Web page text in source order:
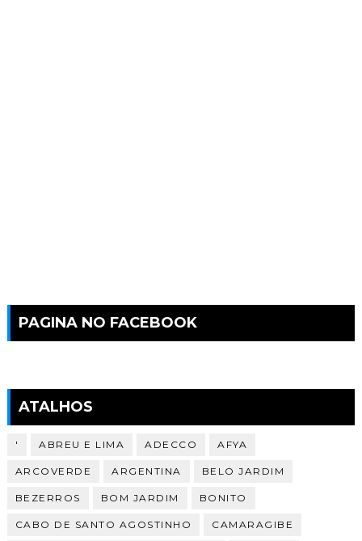
PAGINA NO FACEBOOK
ATALHOS
' ABREU E LIMA ADECCO AFYA
ARCOVERDE ARGENTINA BELO JARDIM
BEZERROS BOM JARDIM BONITO
CABO DE SANTO AGOSTINHO CAMARAGIBE